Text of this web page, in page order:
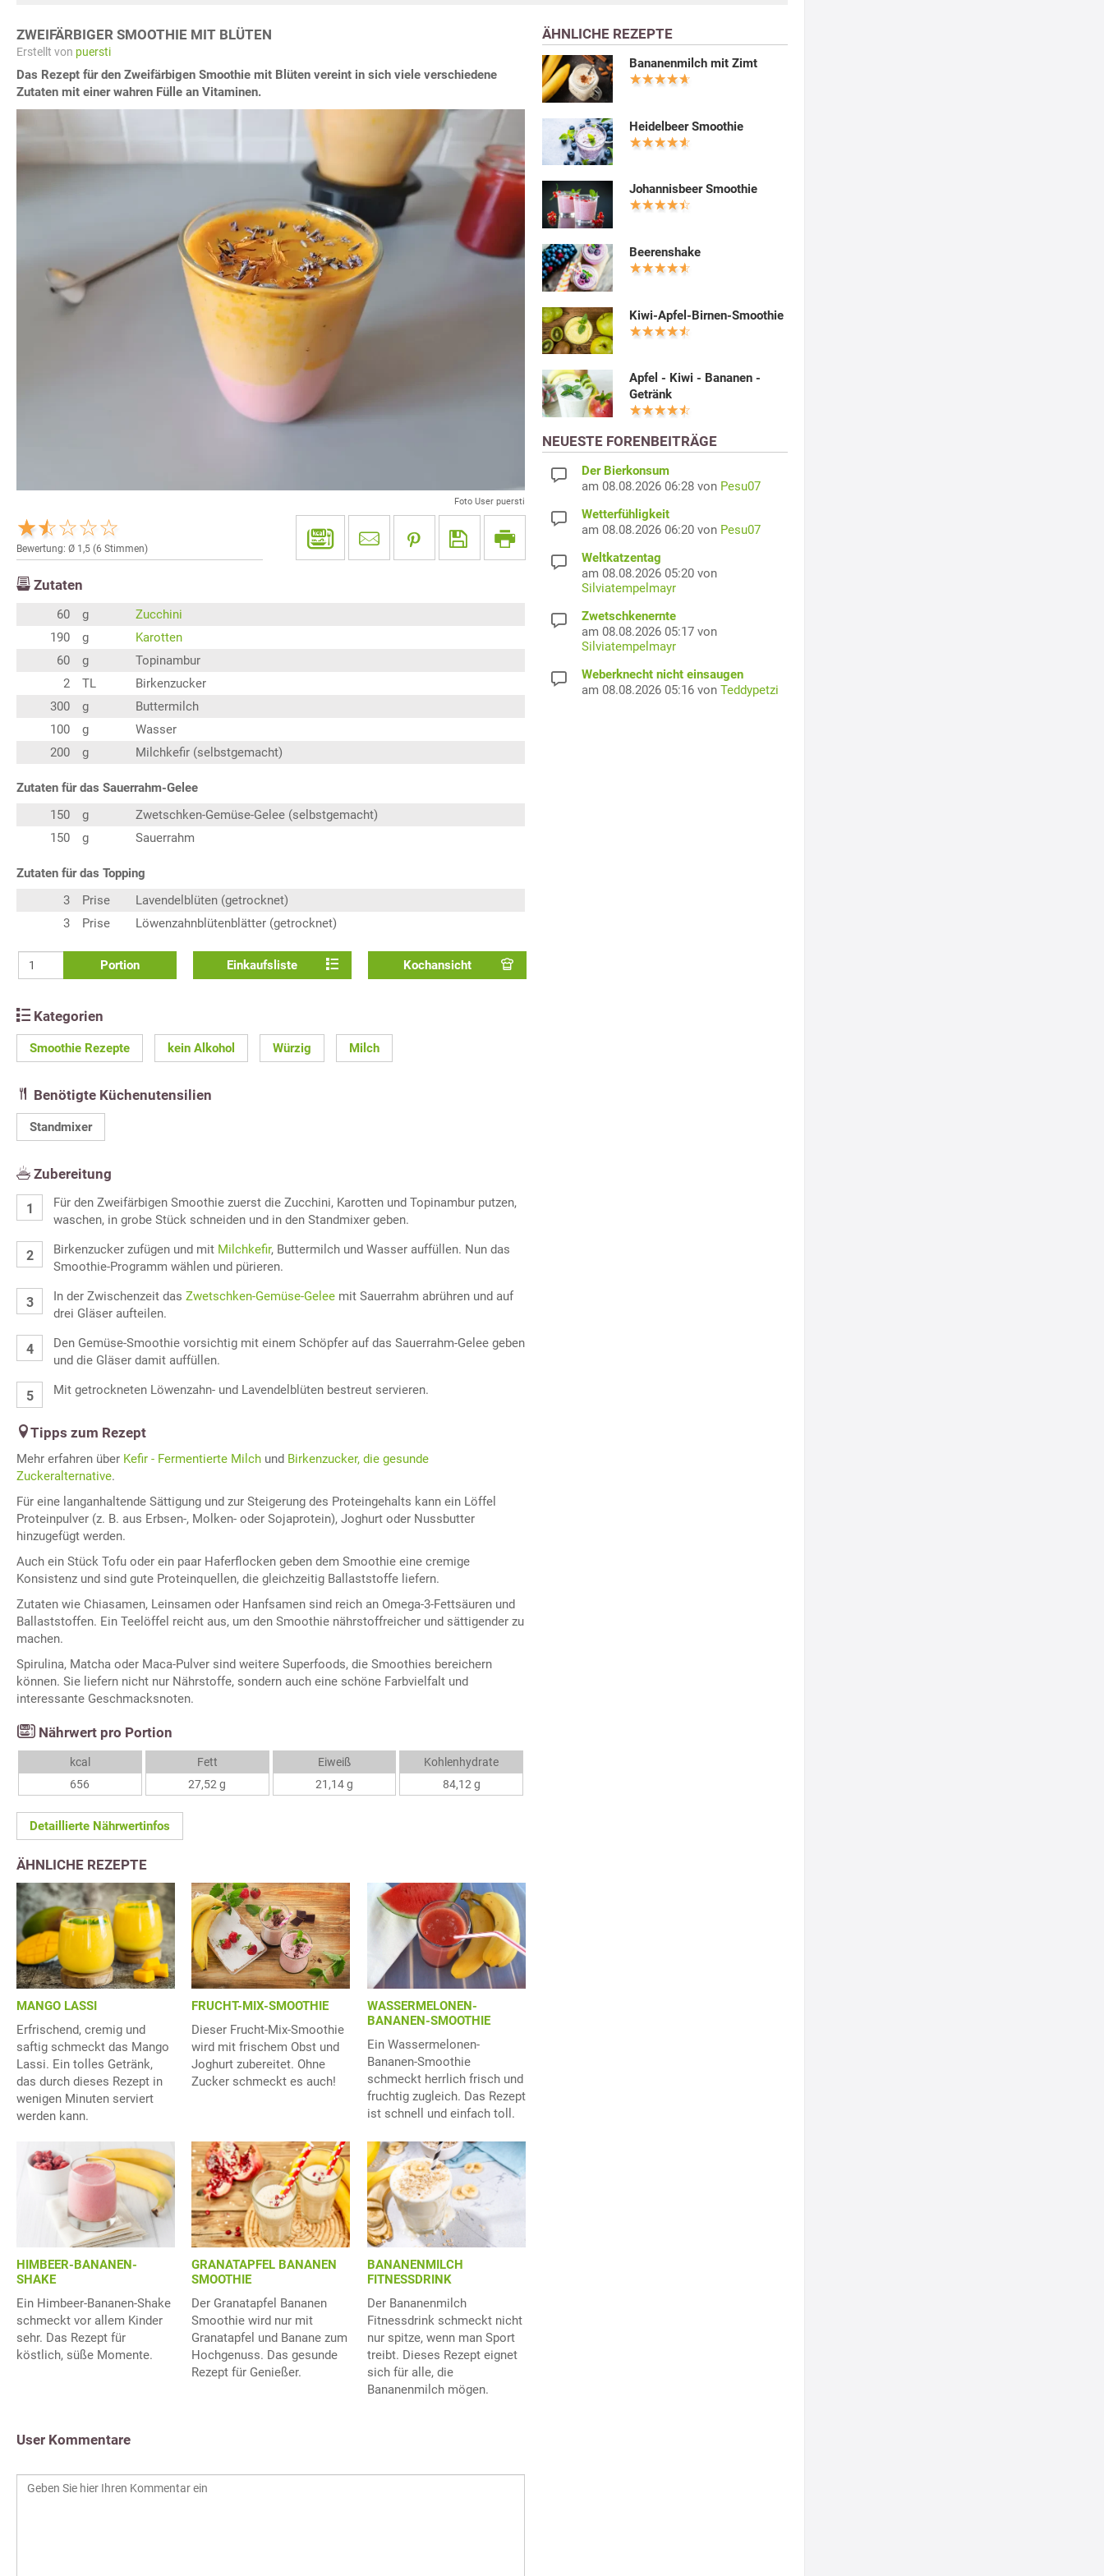
ZWEIFÄRBIGER SMOOTHIE MIT BLÜTEN
Erstellt von puersti
Das Rezept für den Zweifärbigen Smoothie mit Blüten vereint in sich viele verschiedene
Zutaten mit einer wahren Fülle an Vitaminen.
Foto User puersti
Bewertung: Ø 1,5 (6 Stimmen)
Zutaten
60 g
Zucchini
190
g
Karotten
60
g
Topinambur
2
TL
Birkenzucker
300
g
Buttermilch
100
g
Wasser
200
g Milchkefir (selbstgemacht)
Zutaten für das Sauerrahm-Gelee
150
g
Zwetschken-Gemüse-Gelee (selbstgemacht)
150
g Sauerrahm
Zutaten für das Topping
3
Prise
Lavendelblüten (getrocknet)
3
Prise Löwenzahnblütenblätter (getrocknet)
Portion Einkaufsliste Kochansicht
Kategorien
Smoothie Rezepte kein Alkohol Würzig Milch
Benötigte Küchenutensilien
Standmixer
Zubereitung
Für den Zweifärbigen Smoothie zuerst die Zucchini, Karotten und Topinambur putzen,
waschen, in grobe Stück schneiden und in den Standmixer geben.
Birkenzucker zufügen und mit Milchkefir, Buttermilch und Wasser auffüllen. Nun das
Smoothie-Programm wählen und pürieren.
In der Zwischenzeit das Zwetschken-Gemüse-Gelee mit Sauerrahm abrühren und auf
drei Gläser aufteilen.
Den Gemüse-Smoothie vorsichtig mit einem Schöpfer auf das Sauerrahm-Gelee geben
und die Gläser damit auffüllen.
Mit getrockneten Löwenzahn- und Lavendelblüten bestreut servieren.
Tipps zum Rezept
Mehr erfahren über Kefir - Fermentierte Milch und Birkenzucker, die gesunde
Zuckeralternative.
Für eine langanhaltende Sättigung und zur Steigerung des Proteingehalts kann ein Löffel
Proteinpulver (z. B. aus Erbsen-, Molken- oder Sojaprotein), Joghurt oder Nussbutter
hinzugefügt werden.
Auch ein Stück Tofu oder ein paar Haferflocken geben dem Smoothie eine cremige
Konsistenz und sind gute Proteinquellen, die gleichzeitig Ballaststoffe liefern.
Zutaten wie Chiasamen, Leinsamen oder Hanfsamen sind reich an Omega-3-Fettsäuren und
Ballaststoffen. Ein Teelöffel reicht aus, um den Smoothie nährstoffreicher und sättigender zu
machen.
Spirulina, Matcha oder Maca-Pulver sind weitere Superfoods, die Smoothies bereichern
können. Sie liefern nicht nur Nährstoffe, sondern auch eine schöne Farbvielfalt und
interessante Geschmacksnoten.
Nährwert pro Portion
kcal
656
Fett
27,52 g
Eiweiß
21,14 g
Kohlenhydrate
84,12 g
Detaillierte Nährwertinfos
ÄHNLICHE REZEPTE
MANGO LASSI
Erfrischend, cremig und
saftig schmeckt das Mango
Lassi. Ein tolles Getränk,
das durch dieses Rezept in
wenigen Minuten serviert
werden kann.
FRUCHT-MIX-SMOOTHIE
Dieser Frucht-Mix-Smoothie
wird mit frischem Obst und
Joghurt zubereitet. Ohne
Zucker schmeckt es auch!
WASSERMELONEN-
BANANEN-SMOOTHIE
Ein Wassermelonen-
Bananen-Smoothie
schmeckt herrlich frisch und
fruchtig zugleich. Das Rezept
ist schnell und einfach toll.
HIMBEER-BANANEN-
SHAKE
Ein Himbeer-Bananen-Shake
schmeckt vor allem Kinder
sehr. Das Rezept für
köstlich, süße Momente.
GRANATAPFEL BANANEN
SMOOTHIE
Der Granatapfel Bananen
Smoothie wird nur mit
Granatapfel und Banane zum
Hochgenuss. Das gesunde
Rezept für Genießer.
BANANENMILCH
FITNESSDRINK
Der Bananenmilch
Fitnessdrink schmeckt nicht
nur spitze, wenn man Sport
treibt. Dieses Rezept eignet
sich für alle, die
Bananenmilch mögen.
User Kommentare
ÄHNLICHE REZEPTE
Bananenmilch mit Zimt
Heidelbeer Smoothie
Johannisbeer Smoothie
Beerenshake
Kiwi-Apfel-Birnen-Smoothie
Apfel - Kiwi - Bananen -
Getränk
NEUESTE FORENBEITRÄGE
Der Bierkonsum
am 08.08.2026 06:28 von Pesu07
Wetterfühligkeit
am 08.08.2026 06:20 von Pesu07
Weltkatzentag
am 08.08.2026 05:20 von
Silviatempelmayr
Zwetschkenernte
am 08.08.2026 05:17 von
Silviatempelmayr
Weberknecht nicht einsaugen
am 08.08.2026 05:16 von Teddypetzi